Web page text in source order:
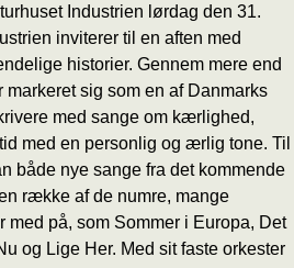
Industrien lørdag den 31.
inviterer til en aften med
historier. Gennem mere end
sig som en af Danmarks
med sange om kærlighed,
med en personlig og ærlig tone. Til
både nye sange fra det kommende
række af de numre, mange
med på, som Sommer i Europa, Det
og Lige Her. Med sit faste orkester